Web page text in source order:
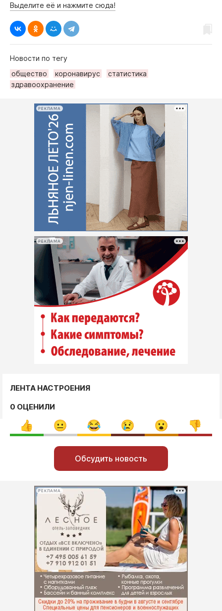
Выделите её и нажмите сюда!
Новости по тегу
общество
коронавирус
статистика
здравоохранение
РЕКЛАМА
РЕКЛАМА
ЛЕНТА НАСТРОЕНИЯ
0 ОЦЕНИЛИ
Обсудить новость
РЕКЛАМА